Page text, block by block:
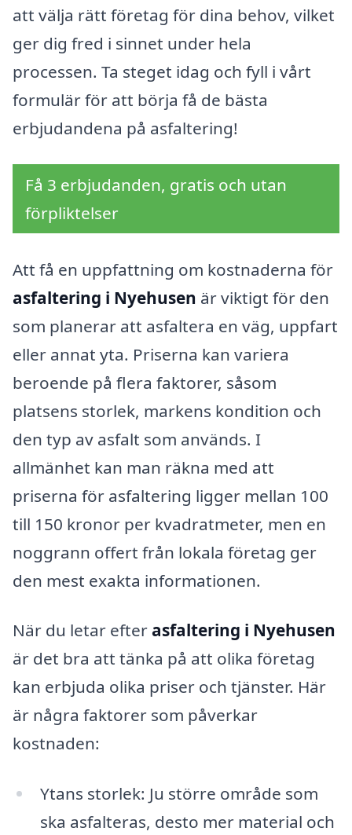
att välja rätt företag för dina behov, vilket
ger dig fred i sinnet under hela
processen. Ta steget idag och fyll i vårt
formulär för att börja få de bästa
erbjudandena på asfaltering!
Få 3 erbjudanden, gratis och utan
förpliktelser
Att få en uppfattning om kostnaderna för
asfaltering i Nyehusen är viktigt för den
som planerar att asfaltera en väg, uppfart
eller annat yta. Priserna kan variera
beroende på flera faktorer, såsom
platsens storlek, markens kondition och
den typ av asfalt som används. I
allmänhet kan man räkna med att
priserna för asfaltering ligger mellan 100
till 150 kronor per kvadratmeter, men en
noggrann offert från lokala företag ger
den mest exakta informationen.
När du letar efter asfaltering i Nyehusen
är det bra att tänka på att olika företag
kan erbjuda olika priser och tjänster. Här
är några faktorer som påverkar
kostnaden:
Ytans storlek: Ju större område som
ska asfalteras, desto mer material och